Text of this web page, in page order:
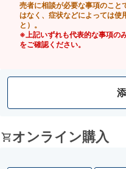
売者に相談が必要な事項のこと
はなく、症状などによっては使
と）。
※上記いずれも代表的な事項の
をご確認ください。
オンライン購入